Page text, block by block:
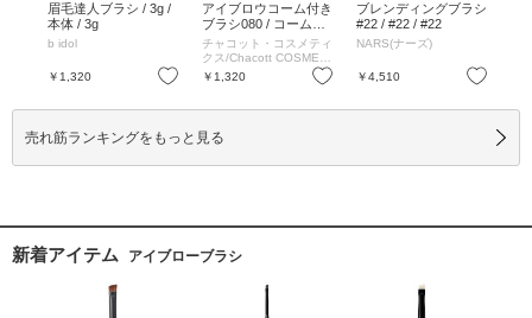
お気に入り
眉毛達人ブラシ / 3g /
本体 / 3g
b idol
￥1,320 お気に入り
アイブロウコーム付き
ブラシ080 / コーム&
ブラシ横幅約27mm、
毛丈約40mm、全長約
150mm / コーム&ブラ
シ横幅約27mm、毛丈
チャコット・コスメティ
クス/Chacott COSMETI
CS
￥1,320 お気に入り
ブレンディングブラシ
#22 / #22 / #22
NARS(ナーズ)
￥4,510
売れ筋ランキングをもっと見る
新着アイテム アイブローブラシ